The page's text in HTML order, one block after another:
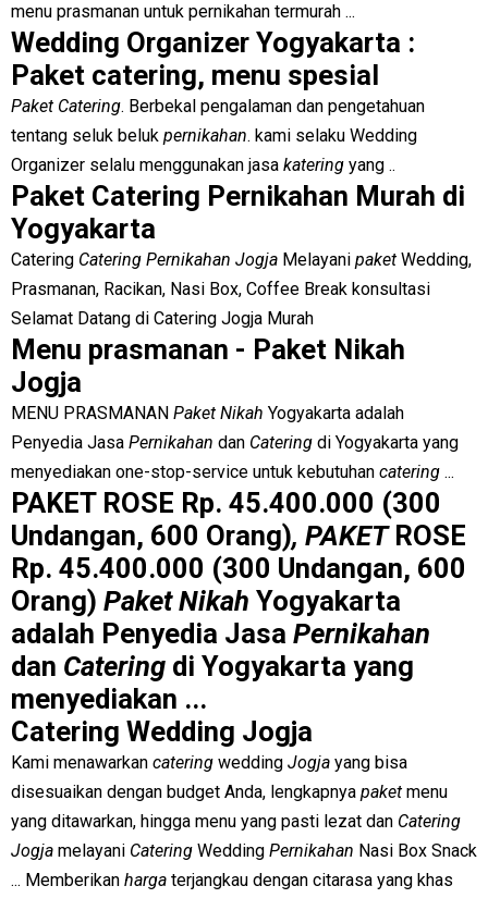
menu prasmanan untuk pernikahan termurah ...
Wedding Organizer Yogyakarta :
Paket catering, menu spesial
Paket Catering. Berbekal pengalaman dan pengetahuan
tentang seluk beluk pernikahan. kami selaku Wedding
Organizer selalu menggunakan jasa katering yang ..
Paket Catering Pernikahan Murah di
Yogyakarta
Catering Catering Pernikahan Jogja Melayani paket Wedding,
Prasmanan, Racikan, Nasi Box, Coffee Break konsultasi
Selamat Datang di Catering Jogja Murah
Menu prasmanan - Paket Nikah
Jogja
MENU PRASMANAN Paket Nikah Yogyakarta adalah
Penyedia Jasa Pernikahan dan Catering di Yogyakarta yang
menyediakan one-stop-service untuk kebutuhan catering ...
PAKET ROSE Rp. 45.400.000 (300
Undangan, 600 Orang), PAKETROSE
Rp. 45.400.000 (300 Undangan, 600
Orang) Paket Nikah Yogyakarta
adalah Penyedia Jasa Pernikahan
dan Catering di Yogyakarta yang
menyediakan ...
Catering Wedding Jogja
Kami menawarkan catering wedding Jogja yang bisa
disesuaikan dengan budget Anda, lengkapnya paket menu
yang ditawarkan, hingga menu yang pasti lezat dan Catering
Jogja melayani Catering Wedding Pernikahan Nasi Box Snack
... Memberikan harga terjangkau dengan citarasa yang khas